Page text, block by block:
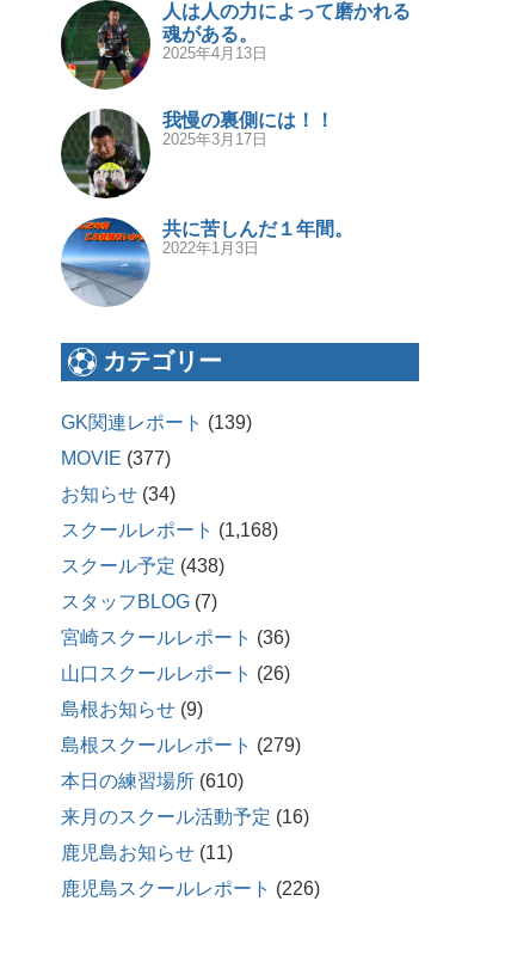
人は人の力によって磨かれる
魂がある。
2025年4月13日
我慢の裏側には！！
2025年3月17日
共に苦しんだ１年間。
2022年1月3日
カテゴリー
GK関連レポート (139)
MOVIE (377)
お知らせ (34)
スクールレポート (1,168)
スクール予定 (438)
スタッフBLOG (7)
宮崎スクールレポート (36)
山口スクールレポート (26)
島根お知らせ (9)
島根スクールレポート (279)
本日の練習場所 (610)
来月のスクール活動予定 (16)
鹿児島お知らせ (11)
鹿児島スクールレポート (226)